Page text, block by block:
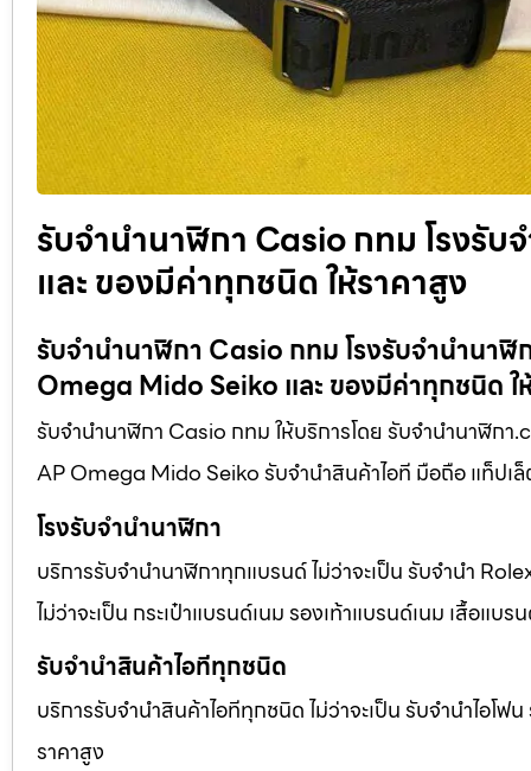
รับจํานํานาฬิกา Casio กทม โรงรั
และ ของมีค่าทุกชนิด ให้ราคาสูง
รับจํานํานาฬิกา Casio กทม โรงรับจำนำนา
Omega Mido Seiko และ ของมีค่าทุกชนิด ใ
รับจํานํานาฬิกา Casio กทม ให้บริการโดย รับจํานํานาฬิก
AP Omega Mido Seiko รับจำนำสินค้าไอที มือถือ แท็ปเ
โรงรับจำนำนาฬิกา
บริการรับจำนำนาฬิกาทุกแบรนด์ ไม่ว่าจะเป็น รับจำนำ
ไม่ว่าจะเป็น กระเป๋าแบรนด์เนม รองเท้าแบรนด์เนม เสื้อแ
รับจำนำสินค้าไอทีทุกชนิด
บริการรับจำนำสินค้าไอทีทุกชนิด ไม่ว่าจะเป็น รับจำนำไอโ
ราคาสูง